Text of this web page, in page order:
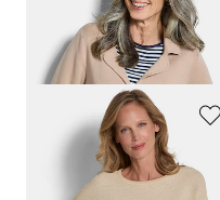
99,95 €
Edler Strickpullover mit Glanzgarn
89,95 €